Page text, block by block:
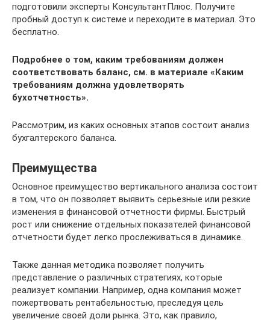
подготовили эксперты КонсультантПлюс. Получите
пробный доступ к системе и переходите в материал. Это
бесплатно.
Подробнее о том, каким требованиям должен
соответствовать баланс, см. в материале «Каким
требованиям должна удовлетворять
бухотчетность».
Рассмотрим, из каких основных этапов состоит анализ
бухгалтерского баланса.
Преимущества
Основное преимущество вертикального анализа состоит
в том, что он позволяет выявить серьезные или резкие
изменения в финансовой отчетности фирмы. Быстрый
рост или снижение отдельных показателей финансовой
отчетности будет легко прослеживаться в динамике.
Также данная методика позволяет получить
представление о различных стратегиях, которые
реализует компании. Например, одна компания может
пожертвовать рентабельностью, преследуя цель
увеличение своей доли рынка. Это, как правило,